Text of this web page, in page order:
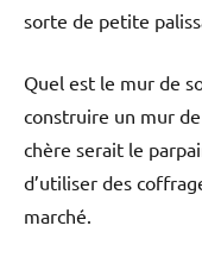
sorte de petite
Quel est le mur de
construire un mur
chère serait le
d’utiliser des
marché.